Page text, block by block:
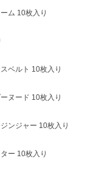
ム 10枚入り
ベルト 10枚入り
ヌード 10枚入り
ンジャー 10枚入り
ー 10枚入り